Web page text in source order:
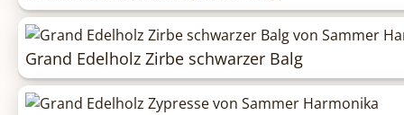
Grand Edelholz Zirbe schwarzer Balg